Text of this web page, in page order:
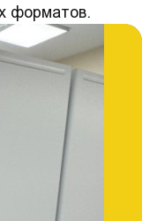
форматов.